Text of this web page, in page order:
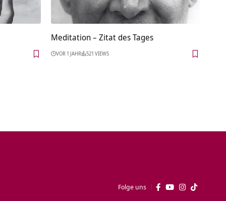
Meditation – Zitat des Tages
VOR 1 JAHR 521 VIEWS
Folge uns